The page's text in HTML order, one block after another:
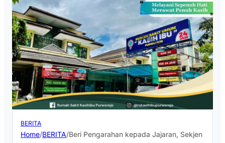
BERITA
Home/BERITA/Beri Pengarahan kepada Jajaran, Sekjen